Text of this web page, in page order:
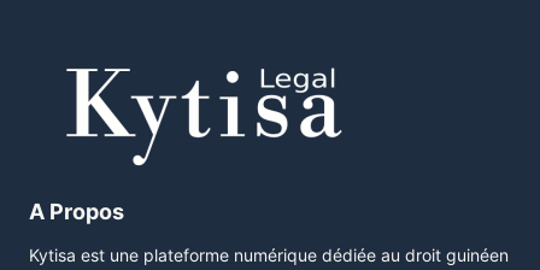
A Propos
Kytisa est une plateforme numérique dédiée au droit guinéen